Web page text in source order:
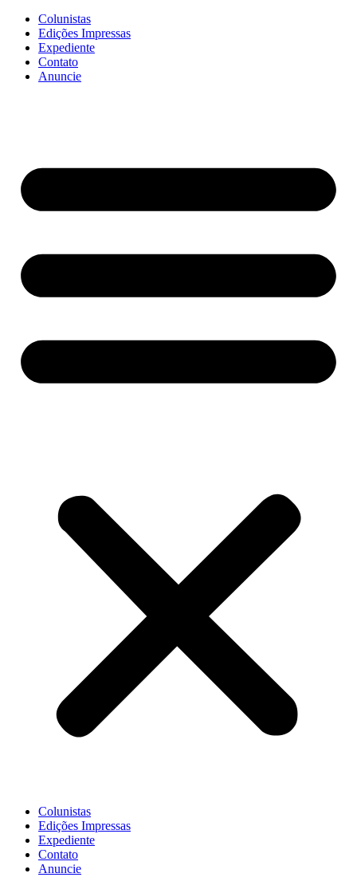
Colunistas
Edições Impressas
Expediente
Contato
Anuncie
Colunistas
Edições Impressas
Expediente
Contato
Anuncie